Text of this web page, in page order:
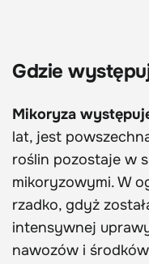
Gdzie
Mikoryza
lat, jest
roślin pozostaje w
mikoryzowymi. W
rzadko, gdyż
intensywnej
nawozów i